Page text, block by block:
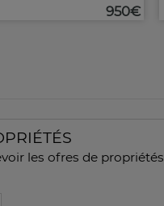
950€
les ofres de propriétés